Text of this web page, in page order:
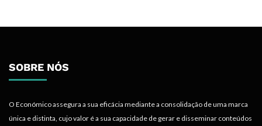
SOBRE NÓS
O Económico assegura a sua eficácia mediante a consolidação de uma marca
única e distinta, cujo valor é a sua capacidade de gerar e disseminar conteúdos